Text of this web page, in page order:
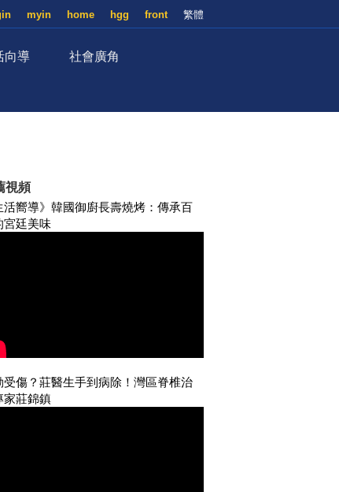
繁體
front
hgg
home
myin
向導 社會廣角
視頻
活嚮導》韓國御廚長壽燒烤：傳承百
宮廷美味
受傷？莊醫生手到病除！灣區脊椎治
家莊錦鎮